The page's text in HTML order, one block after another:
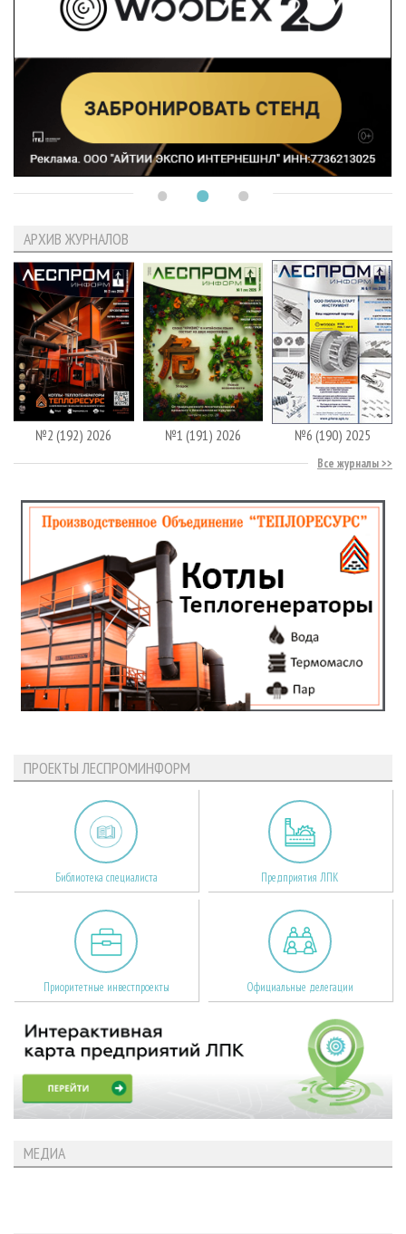
АРХИВ ЖУРНАЛОВ
№2 (192) 2026 №1 (191) 2026 №6 (190) 2025
Все журналы
ПРОЕКТЫ ЛЕСПРОМИНФОРМ
Библиотека специалиста Предприятия ЛПК
Приоритетные инвестпроекты Официальные делегации
МЕДИА